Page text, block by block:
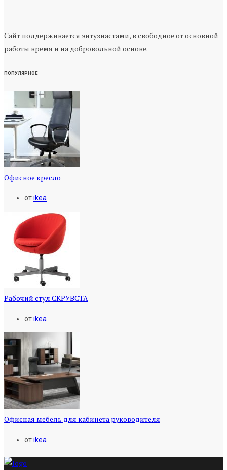
Сайт поддерживается энтузиастами, в свободное от основной
работы время и на добровольной основе.
ПОПУЛЯРНОЕ
Офисное кресло
отikea
Рабочий стул СКРУВСТА
отikea
Офисная мебель для кабинета руководителя
отikea